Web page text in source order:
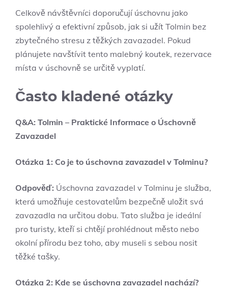
Celkově návštěvníci doporučují úschovnu jako
spolehlivý a efektivní způsob, jak si užít Tolmin bez
zbytečného stresu z těžkých zavazadel. Pokud
plánujete navštívit tento malebný koutek, rezervace
místa v úschovně se určitě vyplatí.
Často kladené otázky
Q&A: Tolmin – Praktické Informace o Úschovně
Zavazadel
Otázka 1: Co je to úschovna zavazadel v Tolminu?
Odpověď: Úschovna zavazadel v Tolminu je služba,
která umožňuje cestovatelům bezpečně uložit svá
zavazadla na určitou dobu. Tato služba je ideální
pro turisty, kteří si chtějí prohlédnout město nebo
okolní přírodu bez toho, aby museli s sebou nosit
těžké tašky.
Otázka 2: Kde se úschovna zavazadel nachází?